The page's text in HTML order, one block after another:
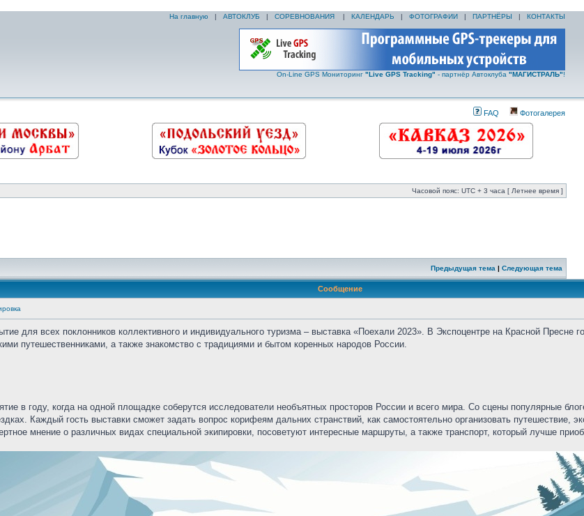
На главную | АВТОКЛУБ | СОРЕВНОВАНИЯ | КАЛЕНДАРЬ | ФОТОГРАФИИ | ПАРТНЁРЫ | КОНТАКТЫ
On-Line GPS Мониторинг "Live GPS Tracking" - партнёр Автоклуба "МАГИСТРАЛЬ"!
FAQ Фотогалерея
Часовой пояс: UTC + 3 часа [ Летнее время ]
Предыдущая тема | Следующая тема
Сообщение
для всех поклонников коллективного и индивидуального туризма – выставка «Поехали 2023». В Экспоцентре на Красной Пресне
путешественниками, а также знакомство с традициями и бытом коренных народов России.
в году, когда на одной площадке соберутся исследователи необъятных просторов России и всего мира. Со сцены популярные
Каждый гость выставки сможет задать вопрос корифеям дальних странствий, как самостоятельно организовать путешествие,
мнение о различных видах специальной экипировки, посоветуют интересные маршруты, а также транспорт, который лучше